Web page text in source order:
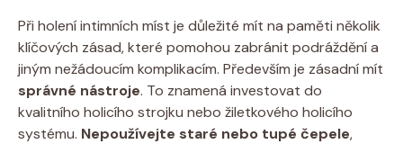
Při holení intimních míst je důležité mít na paměti několik
klíčových zásad, které pomohou zabránit podráždění a
jiným nežádoucím komplikacím. Především je zásadní mít
správné nástroje. To znamená investovat do
kvalitního holicího strojku nebo žiletkového holicího
systému. Nepoužívejte staré nebo tupé čepele,